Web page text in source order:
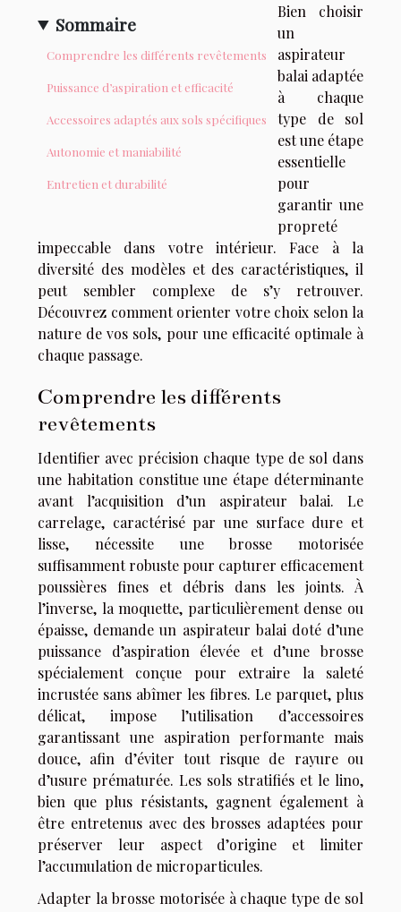
Sommaire
Comprendre les différents revêtements
Puissance d’aspiration et efficacité
Accessoires adaptés aux sols spécifiques
Autonomie et maniabilité
Entretien et durabilité
Bien choisir
un
aspirateur
balai adaptée
à chaque
type de sol
est une étape
essentielle
pour
garantir une
propreté
impeccable dans votre intérieur. Face à la
diversité des modèles et des caractéristiques, il
peut sembler complexe de s’y retrouver.
Découvrez comment orienter votre choix selon la
nature de vos sols, pour une efficacité optimale à
chaque passage.
Comprendre les différents
revêtements
Identifier avec précision chaque type de sol dans
une habitation constitue une étape déterminante
avant l’acquisition d’un aspirateur balai. Le
carrelage, caractérisé par une surface dure et
lisse, nécessite une brosse motorisée
suffisamment robuste pour capturer efficacement
poussières fines et débris dans les joints. À
l’inverse, la moquette, particulièrement dense ou
épaisse, demande un aspirateur balai doté d’une
puissance d’aspiration élevée et d’une brosse
spécialement conçue pour extraire la saleté
incrustée sans abîmer les fibres. Le parquet, plus
délicat, impose l’utilisation d’accessoires
garantissant une aspiration performante mais
douce, afin d’éviter tout risque de rayure ou
d’usure prématurée. Les sols stratifiés et le lino,
bien que plus résistants, gagnent également à
être entretenus avec des brosses adaptées pour
préserver leur aspect d’origine et limiter
l’accumulation de microparticules.
Adapter la brosse motorisée à chaque type de sol